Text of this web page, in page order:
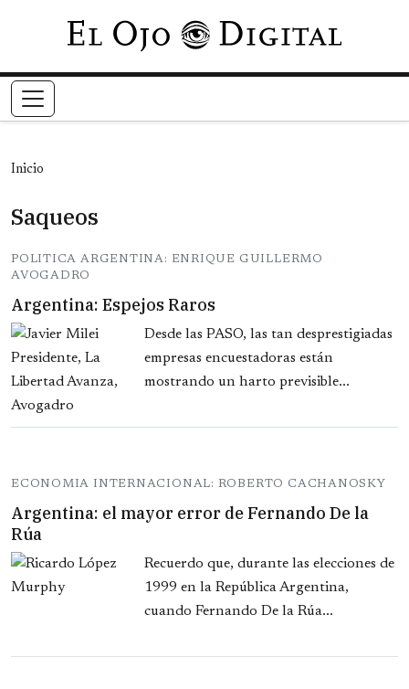
Pasar al contenido principal
Inicio
Saqueos
POLITICA ARGENTINA: ENRIQUE GUILLERMO
AVOGADRO
Argentina: Espejos Raros
Desde las PASO, las tan desprestigiadas
empresas encuestadoras están
mostrando un harto previsible...
ECONOMIA INTERNACIONAL: ROBERTO CACHANOSKY
Argentina: el mayor error de Fernando De la
Rúa
Recuerdo que, durante las elecciones de
1999 en la República Argentina,
cuando Fernando De la Rúa...